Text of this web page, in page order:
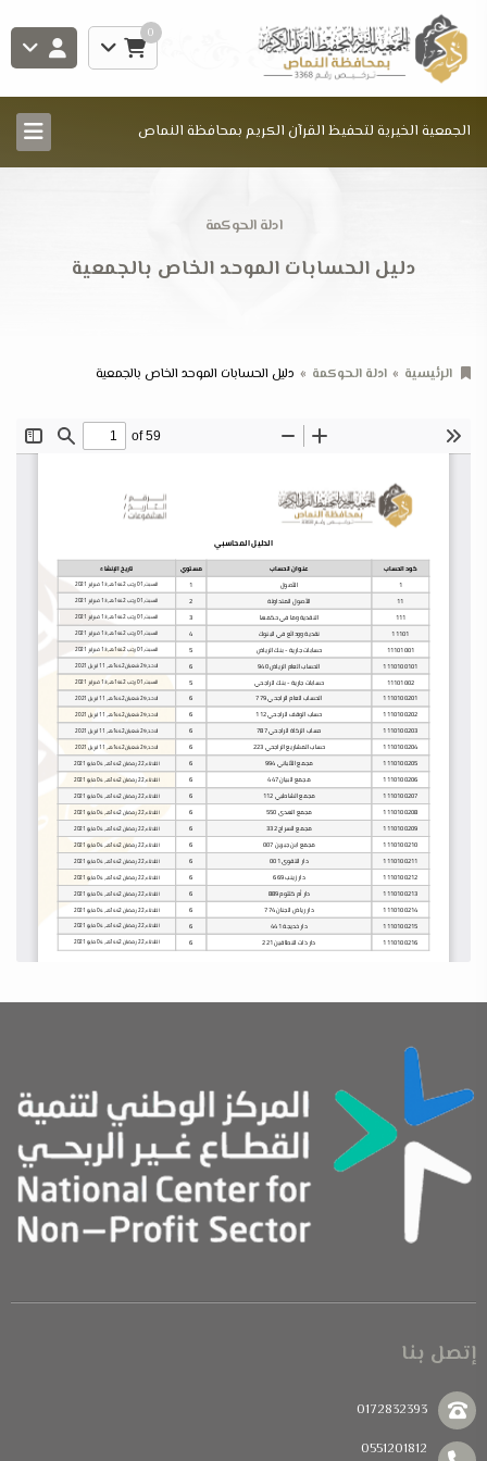
0
الجمعية الخيرية لتحفيظ القرآن الكريم بمحافظة النماص
ادلة الحوكمة
دليل الحسابات الموحد الخاص بالجمعية
الرئيسية ادلة الحوكمة دليل الحسابات الموحد الخاص بالجمعية
إتصل بنا
0172832393
0551201812